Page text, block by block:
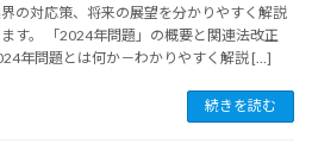
の対応策、将来の展望を分かりやすく解説
ます。 「2024年問題」の概要と関連法改正
年問題とは何か－わかりやすく解説 […]
続きを読む